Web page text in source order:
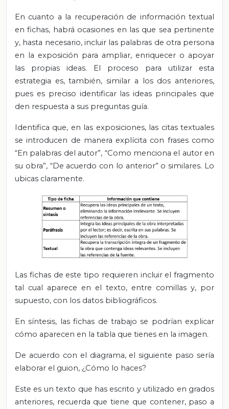
En cuanto a la recuperación de información textual
en fichas, habrá ocasiones en las que sea pertinente
y, hasta necesario, incluir las palabras de otra persona
en la exposición para ampliar, enriquecer o apoyar
las propias ideas. El proceso para utilizar esta
estrategia es, también, similar a los dos anteriores,
pues es preciso identificar las ideas principales que
den respuesta a sus preguntas guía.
Identifica que, en las exposiciones, las citas textuales
se introducen de manera explícita con frases como
“En palabras del autor”, “Como menciona el autor en
su obra”, “De acuerdo con lo anterior” o similares. Lo
ubicas claramente.
Las fichas de este tipo requieren incluir el fragmento
tal cual aparece en el texto, entre comillas y, por
supuesto, con los datos bibliográficos.
En síntesis, las fichas de trabajo se podrían explicar
cómo aparecen en la tabla que tienes en la imagen.
De acuerdo con el diagrama, el siguiente paso sería
elaborar el guion, ¿Cómo lo haces?
Este es un texto que has escrito y utilizado en grados
anteriores, recuerda que tiene que contener, paso a